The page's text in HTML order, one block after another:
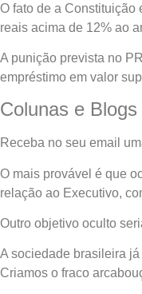
O fato de a Constituição
reais acima de 12% ao
A punição prevista no
empréstimo em valor
Colunas e Blogs
Receba no seu email
O mais provável é que
relação ao Executivo,
Outro objetivo oculto
A sociedade brasileira
Criamos o fraco